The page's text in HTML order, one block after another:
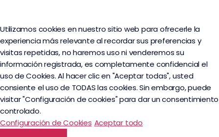
Utilizamos cookies en nuestro sitio web para ofrecerle la
experiencia más relevante al recordar sus preferencias y
visitas repetidas, no haremos uso ni venderemos su
información registrada, es completamente confidencial el
uso de Cookies. Al hacer clic en "Aceptar todas", usted
consiente el uso de TODAS las cookies. Sin embargo, puede
visitar "Configuración de cookies" para dar un consentimiento
controlado.
Configuración de Cookies Aceptar todo